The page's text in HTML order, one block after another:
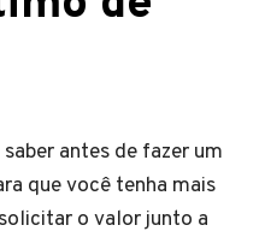
antes de fazer um
que você tenha mais
o valor junto a